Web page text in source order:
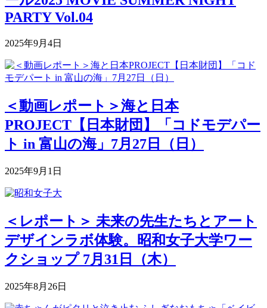
PARTY Vol.04
2025年9月4日
＜動画レポート＞海と日本
PROJECT【日本財団】「コドモデパー
ト in 富山の海」7月27日（日）
2025年9月1日
＜レポート＞ 未来の先生たちとアート
デザインラボ体験。昭和女子大学ワー
クショップ 7月31日（木）
2025年8月26日